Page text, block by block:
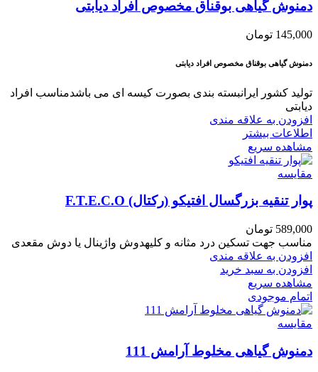
دمنوش گیاهی بوقناق مخصوص افراد دیابتی
145,000 تومان
دمنوش گیاهی بوقناق مخصوص افراد دیابتی
تولید کشور ایرانبسته بندی بصورت کیسه ای می باشدمناسب افراد
دیابتی
افزودن به علاقه مندی
اطلاعات بیشتر
مشاهده سریع
مقایسه
پوار تنقیه بزرگسال افتیکو (رکتال) F.T.E.C.O
589,000 تومان
مناسب جهت تسکین درد مثانه و کلیهدوش واژینال یا دوش مقعدی
افزودن به علاقه مندی
افزودن به سبد خرید
مشاهده سریع
اتمام موجودی
مقایسه
دمنوش گیاهی مخلوط آرامش 111